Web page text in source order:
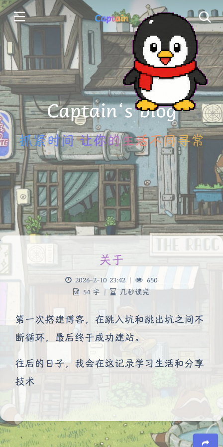
Captain
Captain‘s blog
抓紧时间 让你的生活不同寻常
夜间模式
浅阴影 深阴影
关于
2026-2-10 23:42 |
650
54 字 | 几秒读完
第一次搭建博客，在跳入坑和跳出坑之间不
断循环，最后终于成功建站。
往后的日子，我会在这记录学习生活和分享
技术